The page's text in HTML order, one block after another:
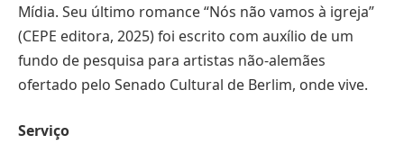
Mídia. Seu último romance “Nós não vamos à igreja”
(CEPE editora, 2025) foi escrito com auxílio de um
fundo de pesquisa para artistas não-alemães
ofertado pelo Senado Cultural de Berlim, onde vive.
Serviço